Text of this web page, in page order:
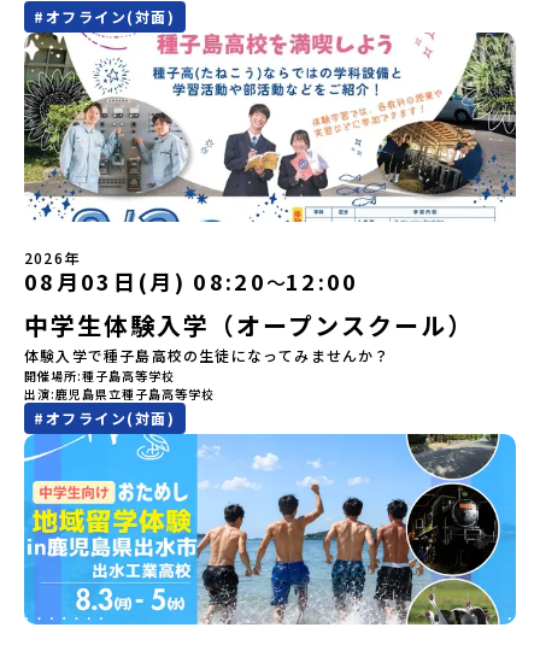
す。【申し込み受付期間】5月7日(木)12：00 から 5月21日(木)
12：00まで疑問も不安もワクワクに変える！「おためし地域留学」
ステップアップ説明会プログラムの内容を詳しく知りたい方や、お
申し込みを迷われている方向けにZoomでのオンライン配信を行い
ます。知りたい情報のレベルに合わせて、以下の2つのステップをご
活用ください。【STEP 1】全体オンライン説明会〜まずは「おため
し地域留学」を知りたい方へ〜日本全国20以上の地域から選んで参
加できる「おためし地域留学」の全体像や魅力について、説明会を
開催しました。中学生一人での参加にあたり、保護者様が特に気に
なる「安全面」や「事務局のサポート体制」についても詳しく解説
しています。ぜひ、ご自宅からお気軽にご視聴ください。▶︎ [アーカ
イブ動画を視聴する]YouTube：
https://youtu.be/Yt8nd04aNgA?
si=e5erbspvwz5O8_uF【STEP 2】有田町プログラム説明会〜
「有田町」の内容を具体的に深掘りしたい方へ〜全体説明を聞いた
うえで、「有田町では具体的に何をするの？」「どんな町なの？」
という疑問にお答えする説明会です。有田町ならではの豊かな文化
や、2泊3日のプログラムの中身をたっぷりとお伝えします。日
時： 5月11日(月) 19：00〜19：40内 容： 有田町ってどんなとこ
ろ？、プログラム詳細解説、質疑応答お申し込み：https://c-
mirai.jp/events/068058お気軽にどうぞ！「はじめての一人旅だ
けど大丈夫？」「どんな体験ができるの？」そんな保護者様の不安
や、中学生のみなさんの素朴な疑問にスタッフが直接お答えしま
す。チャットでの質問も可能ですので、ぜひご自宅からリラックス
してご参加ください。▼お申し込み前に必ずご確認ください・参加
規約への同意プログラムへの参加申し込みいただく前に、「お申し
込みに関する各規約」への同意が必須となります。ご確認くださ
は、人間のまわりに存在する生き物や自然のチカラ、暮らしの道具
のうち、人間にとって大切な役割を持っているものを「カムイ」と
呼んでいます。いつも自分たちを見守ってくれているもの、例え
ば、身近な動植物や、暮らしに欠かせない火、水、風、そして雄大
な山や川などもすべて「カムイ」です。この文化と精神性をテーマ
にした大人気マンガ「ゴールデンカムイ」は、累計3000万部以上販
売され、2026年3月に映画の続編も公開されるなど注目を集めてい
ます。今回は、平取町の中でもアイヌ文化に触れることのできる
「二風谷（にぶたに）コタン」へ出発！アイヌの家や暮らし、食な
どを体感することができます。ぜひ現地で味わってみてください
生との特別な交流この旅の大きな魅力は、地元の「平取高校」の先
輩たちと過ごす時間です。 ただ校舎を眺める見学ではありません。
高校生が自ら企画したアクティビティを通じて、年の近い先輩たち
と本音で交流することができます。魅力的な大人たちと対話をしな
がら町の歴史や「生き方」を学ぶことができ、大充実の2泊3日にな
ること間違いなし！そんなユニークな魅力がたっぷりつまった北海
道平取町へ、人生の可能性をひらく特別な旅に出発しませんか？体
験のおすすめポイント体験プログラム内容（予定）＜1日目＞
（PM）「オリエンテーション・自己紹介ワーク」「高校生企画①-
遊び編-」 -平取高校生と仲を深める「びらとりの歴史・文化を知
る！アイヌ文化フィールドワーク」 -アイヌ文化博物館でアイヌ文
化を理解する -アイヌ伝統文化を感じるアクティビティ「1日を振
り返るーみんなで体験シェア」＜2日目＞（AM）「平取高校見学・
寮見学」 -平取高校の特徴を知る学校体験 -在校生との対話「高
校生企画②-町の紹介編-」 -ビンゴをしながら町を知ろう！（PM）
「自然と農を感じる！農業アクティビティ」 -平取特産の「びらと
がございます。お早目にご応募ください！-------------------------
-------------------＼返還不要・3年間最大72万／💡北海道の高校留
学に【毎月2万円】の給付型奨学金～夢に向かって一歩踏み出す、あ
なたの未来を応援！～ 詳細・条件はこちらから------------------
--------------------------ーーーーーーーーーーーーーーーーーー
ーーーーーーーーーーーーーー＜体験費・宿泊費が無料！＞民間ロ
ケットの打ち上げ成功で話題になった町！ 北海道の「宇宙版シリコ
ンバレー」を目指す大樹町で、最先端テクノロジーとどこまでも続
く大自然を肌で感じてみませんか？「地元以外の地域の暮らしが気
になる。いつか留学してみたい！」「自分の進学や将来の可能性を
もっとひらきたい！ 」「自然が好きでもっと触れてあそびたい！」
そんな中学生のみなさんにおすすめ！「おためし地域留学体験」
は、日本全国約200の高校と連携し、地域の枠を超えて学校生活を送
る「地域みらい留学」をプチ体験できるプログラムです。はじめて
のひとり旅でも安心！現地でもスタッフがしっかりとサポートいた
します。今回のフィールドは「北海道 大樹町（たいきちょう）」北
海道の東部、十勝の南部に位置する大樹町（たいきちょう）。西に
日高山脈（ひだかさんみゃく）が連なり、東は太平洋に面した自然
豊かな町です。酪農を主体とした農業や漁業、林業が盛んであると
同時に、「宇宙に一番近い町」として航空宇宙産業の誘致を進める
ユニークな顔を持っています 。見上げるほど大きな山々が連なる
「日高山脈（ひだかさんみゃく）」の絶景！牛たちがのんびりと過
ごす放牧地や、海が見える珍しい温泉。日本一の清流に選ばれたこ
ともある「歴舟川（れきふねがわ）」。 他の地域では見ることので
きない圧倒的スケールの自然と、新しい産業が交差する瞬間を肌で
体感できる町です。北の大地で脈々と受け継がれる 「フロンティア
スピリッツ」を体感！ 「フロンティアスピリッツ（開拓者精神）」
#オフライン(対面)
2026年
08月03日(月) 08:20〜12:00
中学生体験入学（オープンスクール）
体験入学で種子島高校の生徒になってみませんか？
開催場所 種子島高等学校
出演 鹿児島県立種子島高等学校
#オフライン(対面)